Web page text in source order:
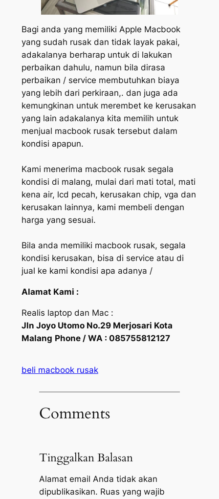
Bagi anda yang memiliki Apple Macbook
yang sudah rusak dan tidak layak pakai,
adakalanya berharap untuk di lakukan
perbaikan dahulu, namun bila dirasa
perbaikan / service membutuhkan biaya
yang lebih dari perkiraan,. dan juga ada
kemungkinan untuk merembet ke kerusakan
yang lain adakalanya kita memilih untuk
menjual macbook rusak tersebut dalam
kondisi apapun.
Kami menerima macbook rusak segala
kondisi di malang, mulai dari mati total, mati
kena air, lcd pecah, kerusakan chip, vga dan
kerusakan lainnya, kami membeli dengan
harga yang sesuai.
Bila anda memiliki macbook rusak, segala
kondisi kerusakan, bisa di service atau di
jual ke kami kondisi apa adanya /
Alamat Kami :
Realis laptop dan Mac :
Jln Joyo Utomo No.29 Merjosari Kota
Malang Phone / WA : 085755812127
beli macbook rusak
Comments
Tinggalkan Balasan
Alamat email Anda tidak akan
dipublikasikan. Ruas yang wajib